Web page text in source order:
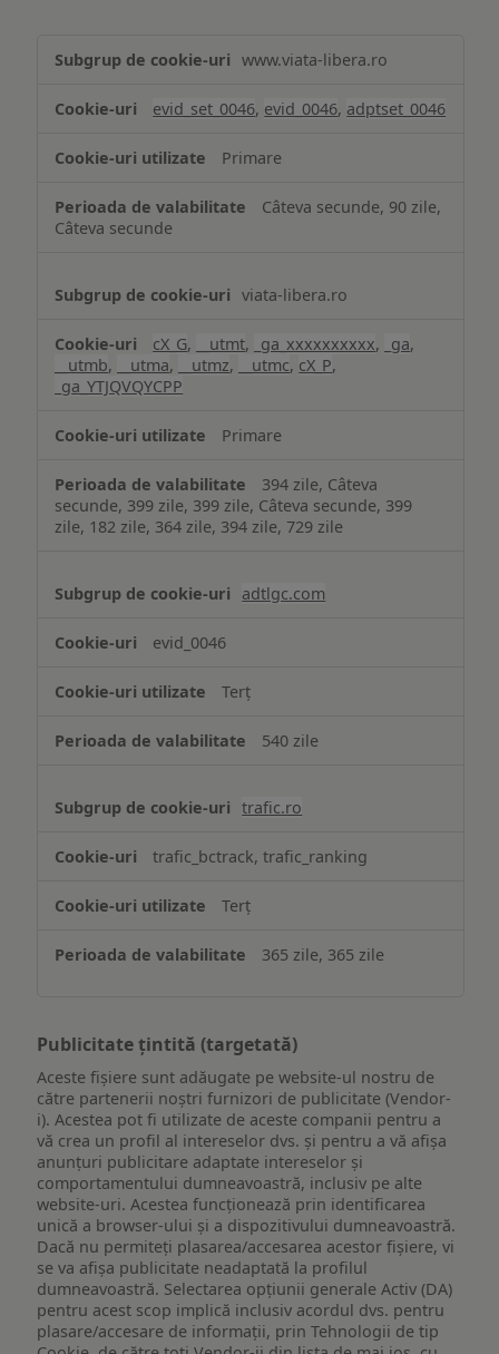
www.viata-libera.ro
evid_set_0046, evid_0046, adptset_0046
Primare
Câteva secunde, 90 zile,
Câteva secunde
viata-libera.ro
cX_G, __utmt, _ga_xxxxxxxxxx, _ga,
__utmb, __utma, __utmz, __utmc, cX_P,
_ga_YTJQVQYCPP
Primare
394 zile, Câteva
secunde, 399 zile, 399 zile, Câteva secunde, 399
zile, 182 zile, 364 zile, 394 zile, 729 zile
adtlgc.com
evid_0046
Terț
540 zile
trafic.ro
trafic_bctrack, trafic_ranking
Terț
365 zile, 365 zile
Publicitate țintită (targetată)
Aceste fișiere sunt adăugate pe website-ul nostru de
către partenerii noștri furnizori de publicitate (Vendor-
i). Acestea pot fi utilizate de aceste companii pentru a
vă crea un profil al intereselor dvs. și pentru a vă afișa
anunțuri publicitare adaptate intereselor și
comportamentului dumneavoastră, inclusiv pe alte
website-uri. Acestea funcționează prin identificarea
unică a browser-ului și a dispozitivului dumneavoastră.
Dacă nu permiteți plasarea/accesarea acestor fișiere, vi
se va afișa publicitate neadaptată la profilul
dumneavoastră. Selectarea opțiunii generale Activ (DA)
pentru acest scop implică inclusiv acordul dvs. pentru
plasare/accesare de informații, prin Tehnologii de tip